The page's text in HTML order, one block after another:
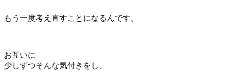
もう一度考え直すことになるんです。
お互いに
少しずつそんな気付きをし、